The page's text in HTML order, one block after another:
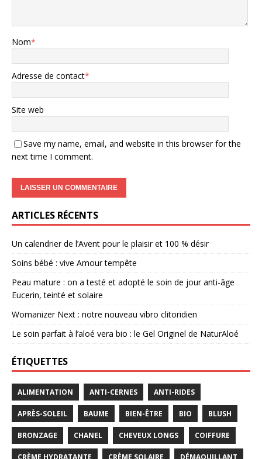
Nom*
Adresse de contact*
Site web
Save my name, email, and website in this browser for the
next time I comment.
ARTICLES RÉCENTS
Un calendrier de l’Avent pour le plaisir et 100 % désir
Soins bébé : vive Amour tempête
Peau mature : on a testé et adopté le soin de jour anti-âge
Eucerin, teinté et solaire
Womanizer Next : notre nouveau vibro clitoridien
Le soin parfait à l’aloé vera bio : le Gel Originel de NaturAloé
ÉTIQUETTES
ALIMENTATION ANTI-CERNES ANTI-RIDES
APRÈS-SOLEIL BAUME BIEN-ÊTRE BIO BLUSH
BRONZAGE CHANEL CHEVEUX LONGS COIFFURE
CRÈME HYDRATANTE CRÈME SOLAIRE DÉMAQUILLANT